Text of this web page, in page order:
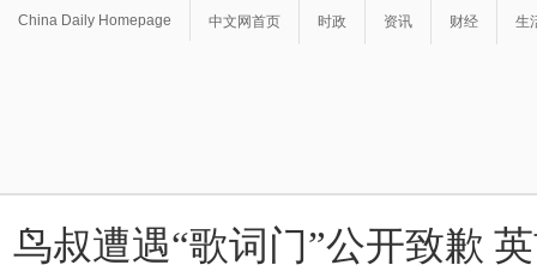
China Daily Homepage 中文网首页 时政 资讯 财经 生
鸟叔遭遇“歌词门”公开致歉